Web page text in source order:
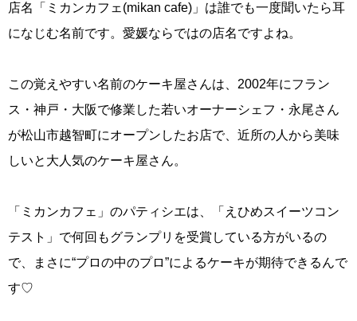
店名「ミカンカフェ(mikan cafe)」は誰でも一度聞いたら耳
になじむ名前です。愛媛ならではの店名ですよね。
この覚えやすい名前のケーキ屋さんは、2002年にフラン
ス・神戸・大阪で修業した若いオーナーシェフ・永尾さん
が松山市越智町にオープンしたお店で、近所の人から美味
しいと大人気のケーキ屋さん。
「ミカンカフェ」のパティシエは、「えひめスイーツコン
テスト」で何回もグランプリを受賞している方がいるの
で、まさに“プロの中のプロ”によるケーキが期待できるんで
す♡